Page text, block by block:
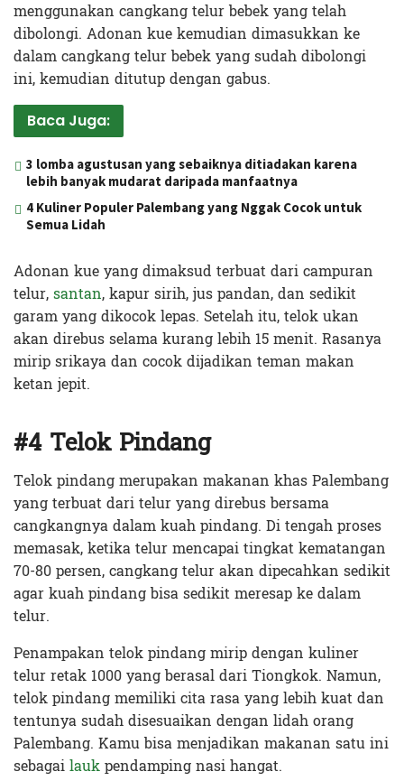
menggunakan cangkang telur bebek yang telah
dibolongi. Adonan kue kemudian dimasukkan ke
dalam cangkang telur bebek yang sudah dibolongi
ini, kemudian ditutup dengan gabus.
Baca Juga:
3 lomba agustusan yang sebaiknya ditiadakan karena
lebih banyak mudarat daripada manfaatnya
4 Kuliner Populer Palembang yang Nggak Cocok untuk
Semua Lidah
Adonan kue yang dimaksud terbuat dari campuran
telur,santan, kapur sirih, jus pandan, dan sedikit
garam yang dikocok lepas. Setelah itu, telok ukan
akan direbus selama kurang lebih 15 menit. Rasanya
mirip srikaya dan cocok dijadikan teman makan
ketan jepit.
#4 Telok Pindang
Telok pindang merupakan makanan khas Palembang
yang terbuat dari telur yang direbus bersama
cangkangnya dalam kuah pindang. Di tengah proses
memasak, ketika telur mencapai tingkat kematangan
70-80 persen, cangkang telur akan dipecahkan sedikit
agar kuah pindang bisa sedikit meresap ke dalam
telur.
Penampakan telok pindang mirip dengan kuliner
telur retak 1000 yang berasal dari Tiongkok. Namun,
telok pindang memiliki cita rasa yang lebih kuat dan
tentunya sudah disesuaikan dengan lidah orang
Palembang. Kamu bisa menjadikan makanan satu ini
sebagailaukpendamping nasi hangat.